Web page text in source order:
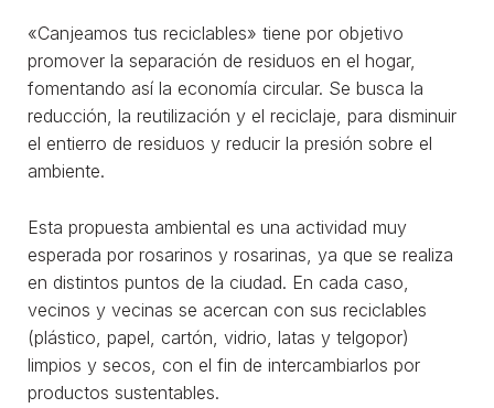
«Canjeamos tus reciclables» tiene por objetivo
promover la separación de residuos en el hogar,
fomentando así la economía circular. Se busca la
reducción, la reutilización y el reciclaje, para disminuir
el entierro de residuos y reducir la presión sobre el
ambiente.
Esta propuesta ambiental es una actividad muy
esperada por rosarinos y rosarinas, ya que se realiza
en distintos puntos de la ciudad. En cada caso,
vecinos y vecinas se acercan con sus reciclables
(plástico, papel, cartón, vidrio, latas y telgopor)
limpios y secos, con el fin de intercambiarlos por
productos sustentables.